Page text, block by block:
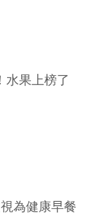
為健康早餐